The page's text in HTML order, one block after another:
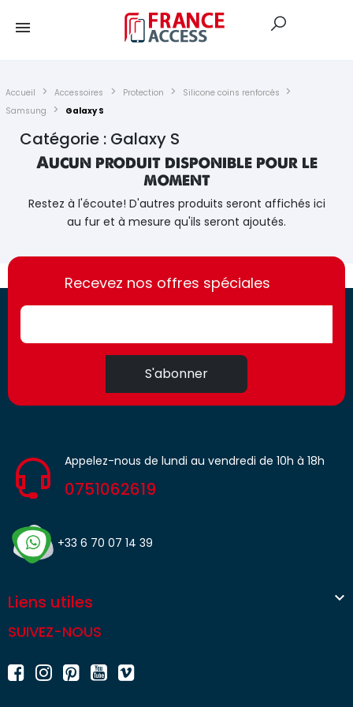
Accueil Accessoires Protection
Silicone coins renforcés
Samsung
Galaxy S
Catégorie : Galaxy S
Aucun produit disponible pour le
moment
Restez à l'écoute! D'autres produits seront affichés ici
au fur et à mesure qu'ils seront ajoutés.
https://france-
access.fr
https://france-
access.fr
Recevez nos offres spéciales
S'abonner
Appelez-nous de lundi au vendredi de 10h à 18h
0751062619
+33 6 70 07 14 39
Liens utiles 
SUIVEZ-NOUS